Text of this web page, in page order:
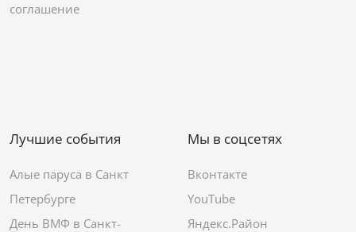
соглашение
Лучшие события
Алые паруса в Санкт
Петербурге
День ВМФ в Санкт-
Мы в соцсетях
Вконтакте
YouTube
Яндекс.Район